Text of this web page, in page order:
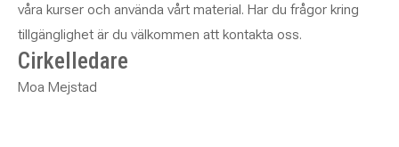
våra kurser och använda vårt material. Har du frågor kring
tillgänglighet är du välkommen att kontakta oss.
Cirkelledare
Moa Mejstad